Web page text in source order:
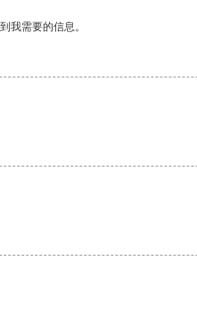
我需要的信息。